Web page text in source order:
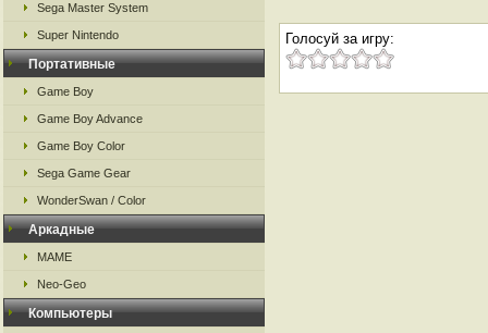
Sega Master System
Super Nintendo
Портативные
Game Boy
Game Boy Advance
Game Boy Color
Sega Game Gear
WonderSwan / Color
Аркадные
MAME
Neo-Geo
Компьютеры
Голосуй за игру: